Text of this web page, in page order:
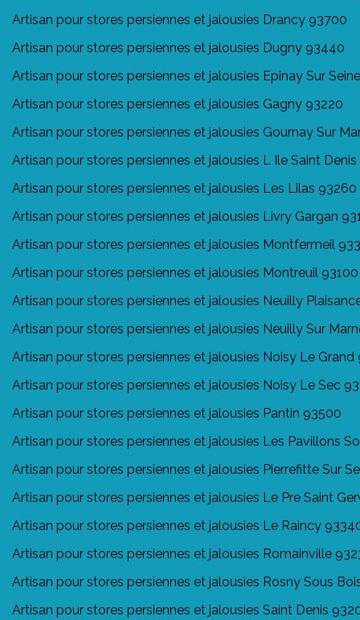
Artisan pour stores persiennes et jalousies Drancy 93700
Artisan pour stores persiennes et jalousies Dugny 93440
Artisan pour stores persiennes et jalousies Epinay Sur
Artisan pour stores persiennes et jalousies Gagny 93220
Artisan pour stores persiennes et jalousies Gournay Sur
Artisan pour stores persiennes et jalousies L Ile Saint
Artisan pour stores persiennes et jalousies Les Lilas 93260
Artisan pour stores persiennes et jalousies Livry Gargan
Artisan pour stores persiennes et jalousies Montfermeil
Artisan pour stores persiennes et jalousies Montreuil 93100
Artisan pour stores persiennes et jalousies Neuilly
Artisan pour stores persiennes et jalousies Neuilly Sur
Artisan pour stores persiennes et jalousies Noisy Le Grand
Artisan pour stores persiennes et jalousies Noisy Le Sec
Artisan pour stores persiennes et jalousies Pantin 93500
Artisan pour stores persiennes et jalousies Les Pavillons
Artisan pour stores persiennes et jalousies Pierrefitte Sur
Artisan pour stores persiennes et jalousies Le Pre Saint
Artisan pour stores persiennes et jalousies Le Raincy
Artisan pour stores persiennes et jalousies Romainville
Artisan pour stores persiennes et jalousies Rosny Sous
Artisan pour stores persiennes et jalousies Saint Denis